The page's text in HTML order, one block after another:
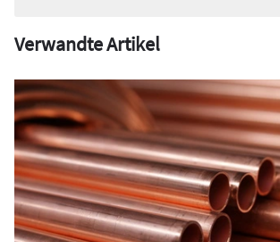
Verwandte Artikel